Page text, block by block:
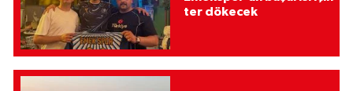
ter dökecek